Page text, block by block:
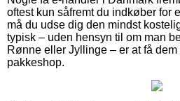
oftest kun såfremt du indkøber for
må du udse dig den mindst
typisk – uden hensyn til om man
Rønne eller Jyllinge – er at få
pakkeshop.